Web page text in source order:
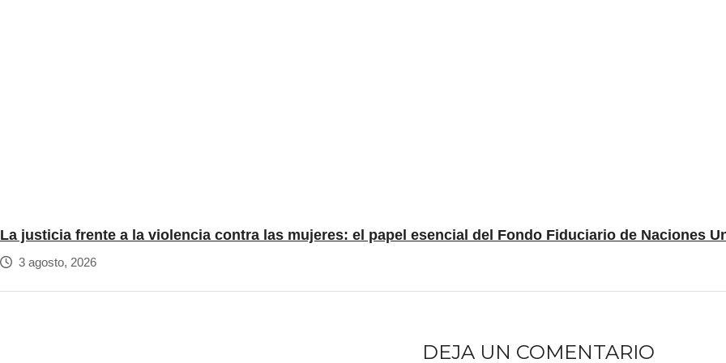
La justicia frente a la violencia contra las mujeres: el papel esencial del Fondo Fiduciario de Naciones
3 agosto, 2026
DEJA UN COMENTARIO